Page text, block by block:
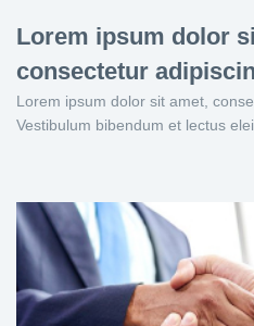
Lorem ipsum dolor
consectetur
Lorem ipsum dolor sit amet,
Vestibulum bibendum et lectus